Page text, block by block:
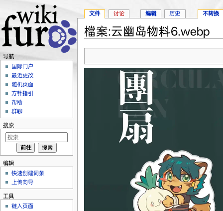
檔案:云幽岛物料6.webp
文件 讨论 编辑 历史 不转换
导航
国际门户
最近更改
随机页面
方针指引
帮助
群聊
搜索
编辑
快速创建词条
上传向导
工具
链入页面